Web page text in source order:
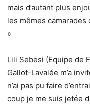
mais d’autant plus
les mêmes camarades
»
Lili Sebesi (Equipe de
Gallot-Lavalée m’a
n’ai pas pu faire
coup je me suis jetée